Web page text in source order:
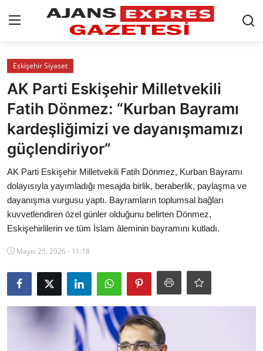
GİRİŞ YAP
AnaSayfa
Eskişehir Siyaset
Siyaset
Türkiye Gündemi
Yerel
Siber Güvenlik
Eğitim
Ekonomi
Kütahya
Özel Haber
Eskişehir Siyaset
AK Parti Eskişehir Milletvekili
Fatih Dönmez: “Kurban Bayramı
kardeşliğimizi ve dayanışmamızı
güçlendiriyor”
AK Parti Eskişehir Milletvekili Fatih Dönmez, Kurban Bayramı
dolayısıyla yayımladığı mesajda birlik, beraberlik, paylaşma ve
dayanışma vurgusu yaptı. Bayramların toplumsal bağları
kuvvetlendiren özel günler olduğunu belirten Dönmez,
Eskişehirlilerin ve tüm İslam âleminin bayramını kutladı.
Mayıs 25, 2026 - 11:18